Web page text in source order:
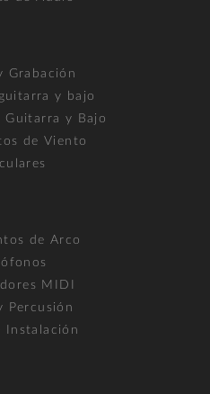
Grabación
y bajo
Guitarra y Bajo
de Viento
de Arco
MIDI
Percusión
Instalación